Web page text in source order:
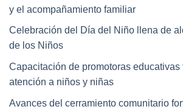
y el acompañamiento familiar
Celebración del Día del Niño llena de
de los Niños
Capacitación de promotoras educativas
atención a niños y niñas
Avances del cerramiento comunitario